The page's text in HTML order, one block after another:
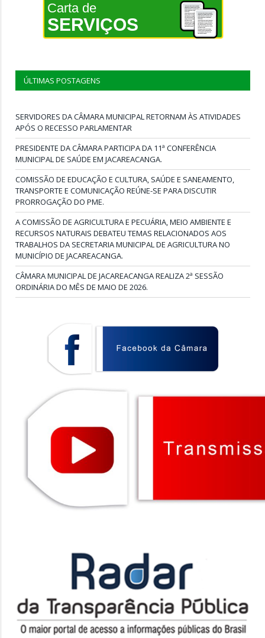
Carta de
SERVIÇOS
ÚLTIMAS POSTAGENS
SERVIDORES DA CÂMARA MUNICIPAL RETORNAM ÀS ATIVIDADES
APÓS O RECESSO PARLAMENTAR
PRESIDENTE DA CÂMARA PARTICIPA DA 11ª CONFERÊNCIA
MUNICIPAL DE SAÚDE EM JACAREACANGA.
COMISSÃO DE EDUCAÇÃO E CULTURA, SAÚDE E SANEAMENTO,
TRANSPORTE E COMUNICAÇÃO REÚNE-SE PARA DISCUTIR
PRORROGAÇÃO DO PME.
A COMISSÃO DE AGRICULTURA E PECUÁRIA, MEIO AMBIENTE E
RECURSOS NATURAIS DEBATEU TEMAS RELACIONADOS AOS
TRABALHOS DA SECRETARIA MUNICIPAL DE AGRICULTURA NO
MUNICÍPIO DE JACAREACANGA.
CÂMARA MUNICIPAL DE JACAREACANGA REALIZA 2ª SESSÃO
ORDINÁRIA DO MÊS DE MAIO DE 2026.